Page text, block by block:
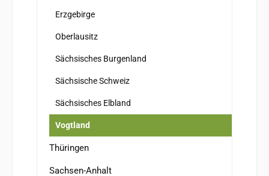
Erzgebirge
Oberlausitz
Sächsisches Burgenland
Sächsische Schweiz
Sächsisches Elbland
Vogtland
Thüringen
Sachsen-Anhalt